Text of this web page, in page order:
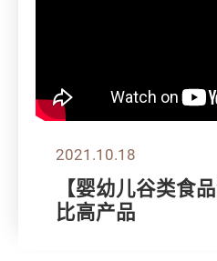
2021.10.18
【婴幼儿谷类食
比高产品